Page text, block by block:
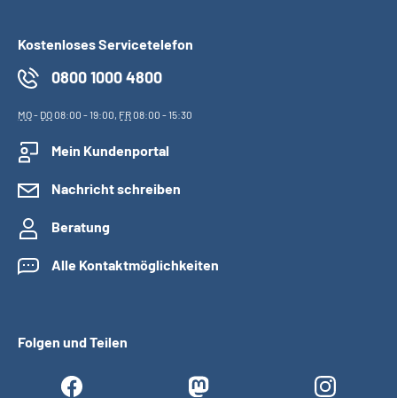
Kostenloses Servicetelefon
0800 1000 4800
MO- DO08:00 - 19:00, FR08:00 - 15:30
Mein Kundenportal
Nachricht schreiben
Beratung
Alle Kontaktmöglichkeiten
Folgen und Teilen